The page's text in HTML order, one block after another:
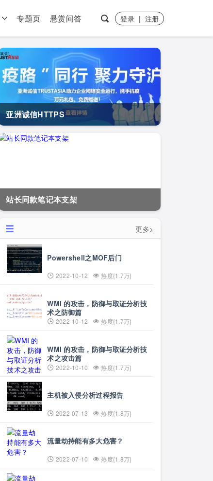
专题页 悬赏问答 登录 | 注册
亚洲诚信HTTPS
站长同款笔记本支架
更多>
Powershell之MOF后门
2022-10-12 热度{1.7万}
WMI 的攻击，防御与取证分析技
术之防御篇
2022-10-12 热度{1.7万}
WMI 的攻击，防御与取证分析技
术之攻击篇
2022-10-10 热度{1.7万}
主机被入侵分析过程报告
2022-07-13 热度{1.8万}
流量劫持能有多大危害？
2022-07-10 热度{1.8万}